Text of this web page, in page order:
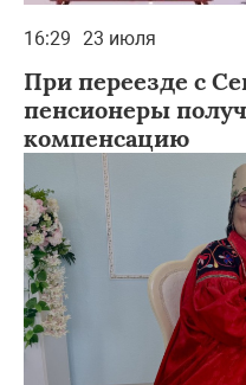
16:29 23 июля
При переезде с
пенсионеры
компенсацию